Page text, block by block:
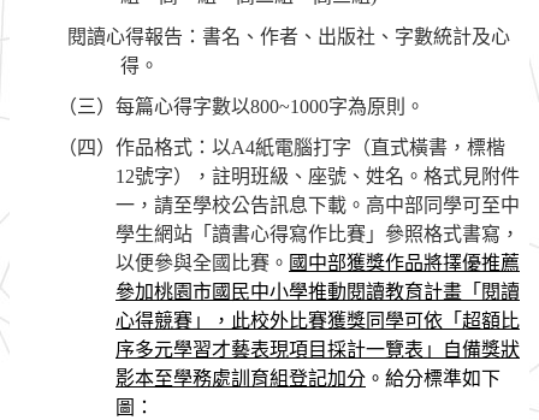
閱讀心得報告：書名、作者、出版社、字數統計及心
得。
（三）每篇心得字數以800~1000字為原則。
（四）作品格式 ： 以A4紙電腦打字（直式橫書，標楷
12號字），註明班級、座號、姓名。格式見附件
一，請至學校公告訊息下載。高中部同學可至中
學生網站「讀書心得寫作比賽」參照格式書寫，
以便參與全國比賽。 國中部獲獎作品將擇優推薦
參加桃園市國民中小學推動閱讀教育計畫「閱讀
心得競賽」
， 此校外比賽獲獎同學可依「超額比
序多元學習才藝表現項目採計一覽表」自備獎狀
影本至學務處訓育組登記加分 。給分標準如下
圖 ：